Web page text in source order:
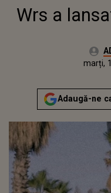
Wrs a
luni, 10 octombrie 2022
marți,
Adaugă-ne